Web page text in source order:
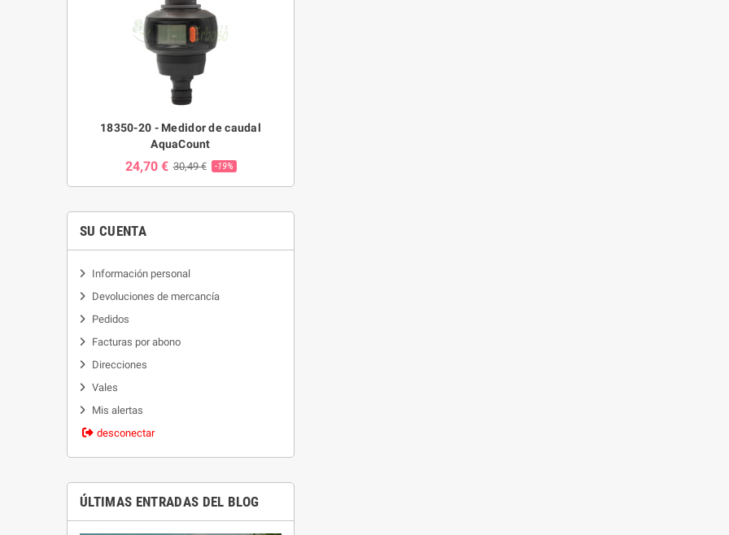
18350-20 - Medidor de caudal
AquaCount
24,70 € 30,49 € -19%
SU CUENTA
Información personal
Devoluciones de mercancía
Pedidos
Facturas por abono
Direcciones
Vales
Mis alertas
desconectar
ÚLTIMAS ENTRADAS DEL BLOG